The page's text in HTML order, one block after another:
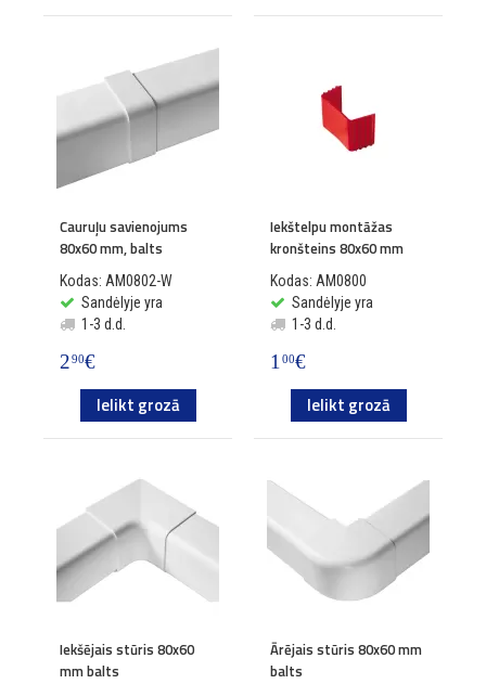
Cauruļu savienojums
80x60 mm, balts
Kodas: AM0802-W
Sandėlyje yra
1-3 d.d.
290€
Ielikt grozā
Iekštelpu montāžas
kronšteins 80x60 mm
Kodas: AM0800
Sandėlyje yra
1-3 d.d.
100€
Ielikt grozā
Iekšējais stūris 80x60
mm balts
Ārējais stūris 80x60 mm
balts